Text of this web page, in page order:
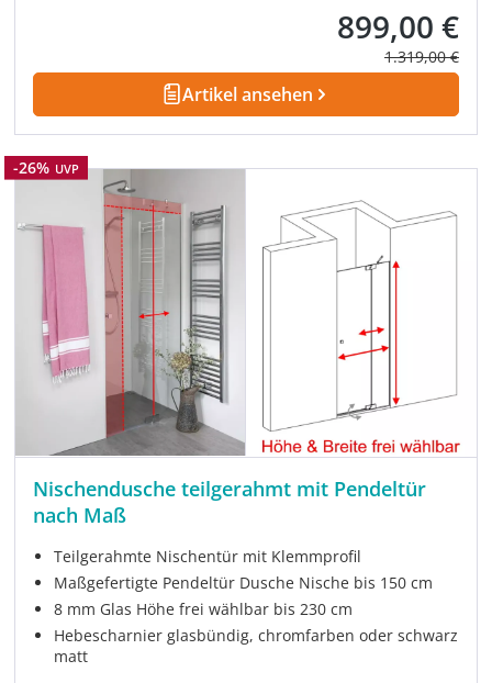
Verkaufspreis:
899,00 €
Regulärer
1.319,00 €
Artikel ansehen
Rabatt
-26% UVP
Nischendusche teilgerahmt mit Pendeltür
nach Maß
Teilgerahmte Nischentür mit Klemmprofil
Maßgefertigte Pendeltür Dusche Nische bis 150 cm
8 mm Glas Höhe frei wählbar bis 230 cm
Hebescharnier glasbündig, chromfarben oder schwarz
matt